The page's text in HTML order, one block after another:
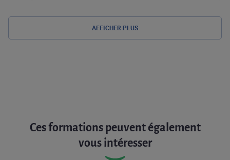
AFFICHER PLUS
Ces formations peuvent également
vous intéresser